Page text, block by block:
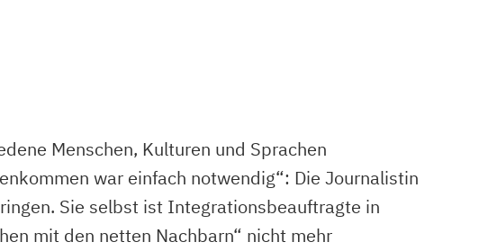
Menschen, Kulturen und Sprachen
war einfach notwendig“: Die Journalistin
Sie selbst ist Integrationsbeauftragte in
mit den netten Nachbarn“ nicht mehr